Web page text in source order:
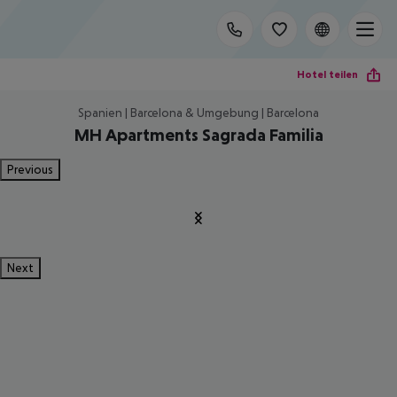
Hotel teilen
Spanien | Barcelona & Umgebung | Barcelona
MH Apartments Sagrada Familia
Previous
Next